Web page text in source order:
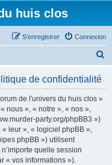
huis clos
Connexion
S’enregistrer
de confidentialité
de l'univers du huis clos »
nous », « notre », « nos »,
party.org/phpBB3 »)
leur », « logiciel phpBB »,
phpBB ») utilisent
quelle session
« vos informations »).